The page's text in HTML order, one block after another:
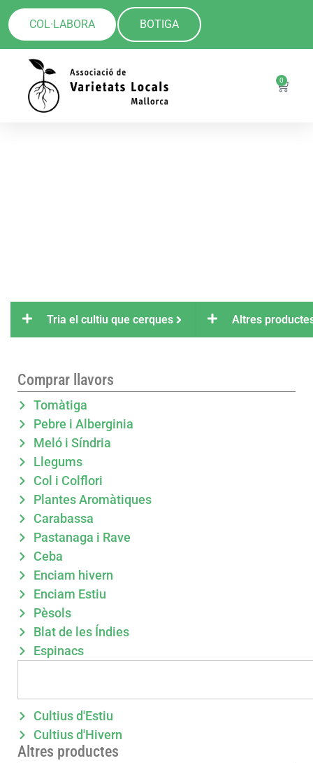
COL·LABORA BOTIGA
0
Comprar llavors
Tomàtiga
Pebre i Alberginia
Meló i Síndria
Llegums
Col i Colflori
Plantes Aromàtiques
Carabassa
Pastanaga i Rave
Ceba
Enciam hivern
Enciam Estiu
Pèsols
Blat de les Índies
Espinacs
Cultius d'Estiu
Cultius d'Hivern
Altres productes
Tria el cultiu que cerques Altres